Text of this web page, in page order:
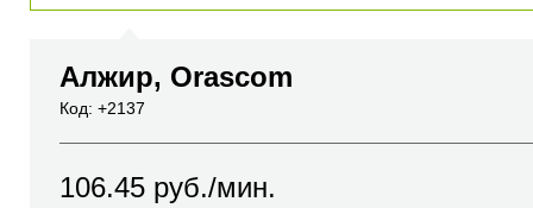
Алжир, Orascom
Код: +2137
106.45 руб./мин.